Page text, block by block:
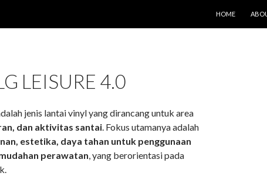
HOME
LEISURE 4.0
jenis lantai vinyl yang dirancang untuk area
dan aktivitas santai. Fokus utamanya adalah
estetika, daya tahan untuk penggunaan
perawatan, yang berorientasi pada